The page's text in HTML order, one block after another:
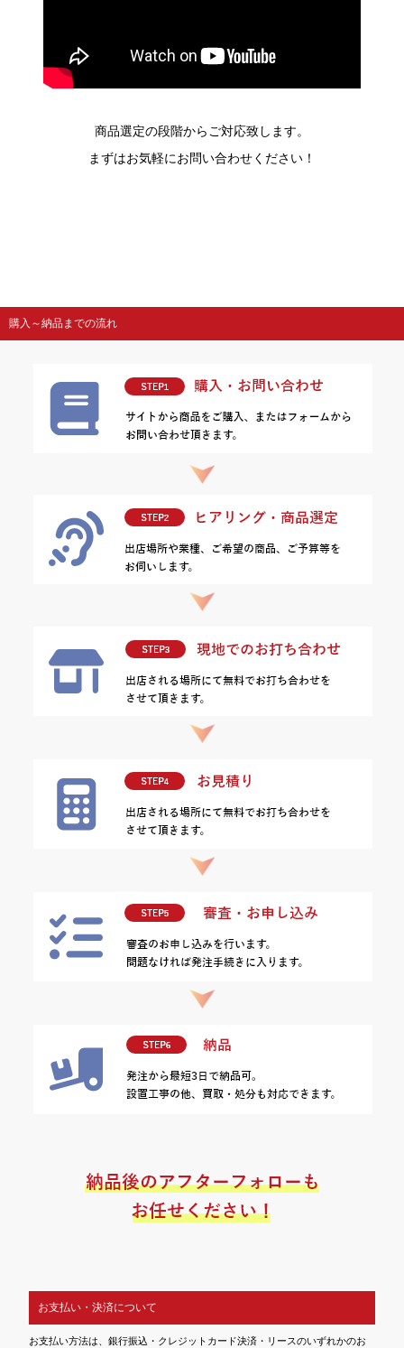
商品選定の段階からご対応致します。
まずはお気軽にお問い合わせください！
購入～納品までの流れ
お支払い・決済について
お支払い方法は、銀行振込・クレジットカード決済・リースのいずれかのお